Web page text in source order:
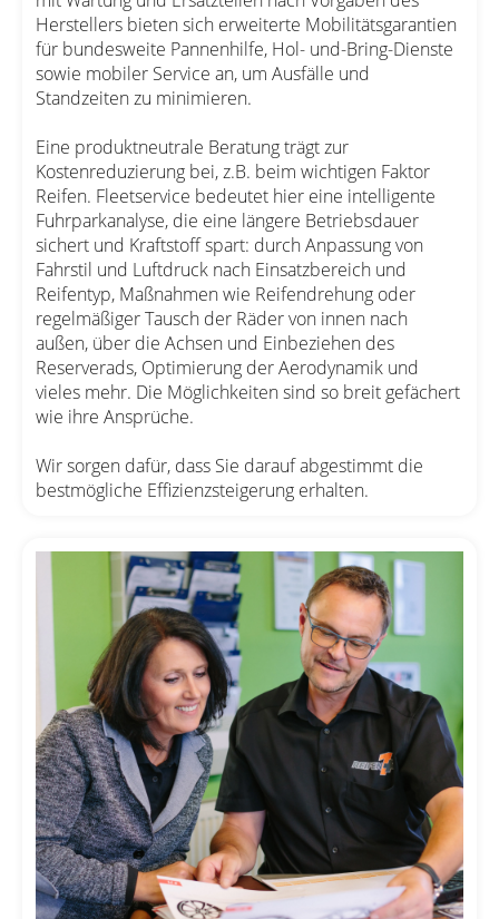
Herstellers bieten sich erweiterte Mobilitätsgarantien
für bundesweite Pannenhilfe, Hol- und-Bring-Dienste
sowie mobiler Service an, um Ausfälle und
Standzeiten zu minimieren.
Eine produktneutrale Beratung trägt zur
Kostenreduzierung bei, z.B. beim wichtigen Faktor
Reifen. Fleetservice bedeutet hier eine intelligente
Fuhrparkanalyse, die eine längere Betriebsdauer
sichert und Kraftstoff spart: durch Anpassung von
Fahrstil und Luftdruck nach Einsatzbereich und
Reifentyp, Maßnahmen wie Reifendrehung oder
regelmäßiger Tausch der Räder von innen nach
außen, über die Achsen und Einbeziehen des
Reserverads, Optimierung der Aerodynamik und
vieles mehr. Die Möglichkeiten sind so breit gefächert
wie ihre Ansprüche.
Wir sorgen dafür, dass Sie darauf abgestimmt die
bestmögliche Effizienzsteigerung erhalten.